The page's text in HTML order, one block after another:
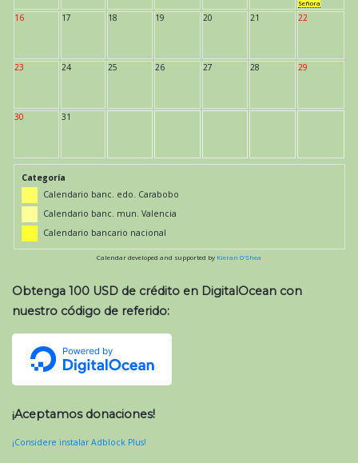
Señora
16 17 18 19 20 21 22
23 24 25 26 27 28 29
30 31
Categoría
Calendario banc. edo. Carabobo
Calendario banc. mun. Valencia
Calendario bancario nacional
Calendar developed and supported by Kieran O'Shea
Obtenga 100 USD de crédito en DigitalOcean con
nuestro código de referido:
¡Aceptamos donaciones!
¡Considere instalar Adblock Plus!